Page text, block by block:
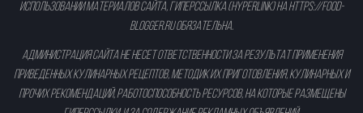
использовании материалов сайта, гиперссылка (hyperlink) наhttps://food-
blogger.ruобязательна.
Администрация сайта не несет ответственности за результат применения
приведенных кулинарных рецептов, методик их приготовления, кулинарных и
прочих рекомендаций, работоспособность ресурсов, на которые размещены